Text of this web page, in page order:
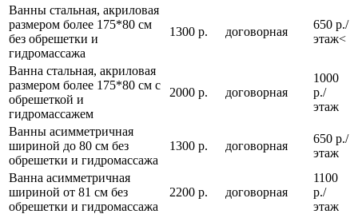
Ванны стальная, акриловая
размером более 175*80 см
без обрешетки и
гидромассажа
1300 р. договорная
650 р./
этаж<
Ванна стальная, акриловая
размером более 175*80 см с
обрешеткой и
гидромассажем
2000 р. договорная
1000
р./
этаж
Ванны асимметричная
шириной до 80 см без
обрешетки и гидромассажа
1300 р. договорная
650 р./
этаж
Ванна асимметричная
шириной от 81 см без
обрешетки и гидромассажа
2200 р. договорная
1100
р./
этаж